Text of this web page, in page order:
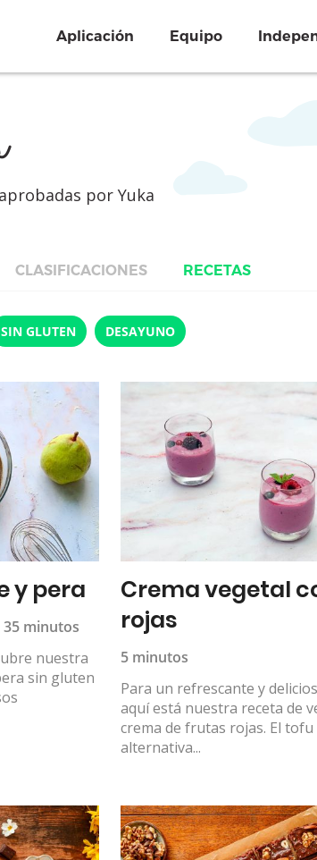
Aplicación Equipo
por Yuka
CLASIFICACIONES RECETAS
SIN GLUTEN DESAYUNO
y pera
35 minutos
nuestra
sin gluten
Crema vegetal
rojas
5 minutos
Para un refrescante y
aquí está nuestra receta de
crema de frutas rojas. El tofu
alternativa...